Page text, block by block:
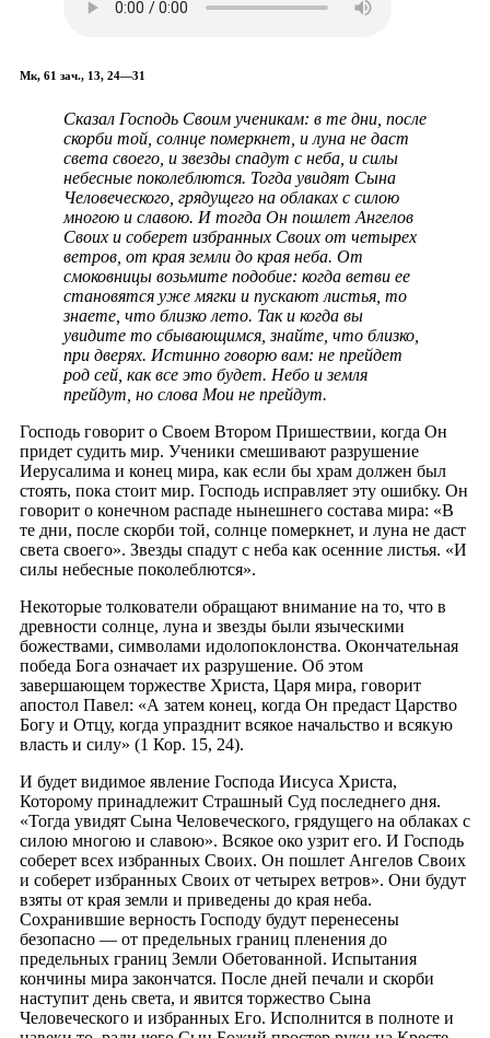
Мк, 61 зач., 13, 24—31
Сказал Господь Своим ученикам: в те дни, после
скорби той, солнце померкнет, и луна не даст
света своего, и звезды спадут с неба, и силы
небесные поколеблются. Тогда увидят Сына
Человеческого, грядущего на облаках с силою
многою и славою. И тогда Он пошлет Ангелов
Своих и соберет избранных Своих от четырех
ветров, от края земли до края неба. От
смоковницы возьмите подобие: когда ветви ее
становятся уже мягки и пускают листья, то
знаете, что близко лето. Так и когда вы
увидите то сбывающимся, знайте, что близко,
при дверях. Истинно говорю вам: не прейдет
род сей, как все это будет. Небо и земля
прейдут, но слова Мои не прейдут.
Господь говорит о Своем Втором Пришествии, когда Он
придет судить мир. Ученики смешивают разрушение
Иерусалима и конец мира, как если бы храм должен был
стоять, пока стоит мир. Господь исправляет эту ошибку. Он
говорит о конечном распаде нынешнего состава мира: «В
те дни, после скорби той, солнце померкнет, и луна не даст
света своего». Звезды спадут с неба как осенние листья. «И
силы небесные поколеблются».
Некоторые толкователи обращают внимание на то, что в
древности солнце, луна и звезды были языческими
божествами, символами идолопоклонства. Окончательная
победа Бога означает их разрушение. Об этом
завершающем торжестве Христа, Царя мира, говорит
апостол Павел: «А затем конец, когда Он предаст Царство
Богу и Отцу, когда упразднит всякое начальство и всякую
власть и силу» (1 Кор. 15, 24).
И будет видимое явление Господа Иисуса Христа,
Которому принадлежит Страшный Суд последнего дня.
«Тогда увидят Сына Человеческого, грядущего на облаках с
силою многою и славою». Всякое око узрит его. И Господь
соберет всех избранных Своих. Он пошлет Ангелов Своих
и соберет избранных Своих от четырех ветров». Они будут
взяты от края земли и приведены до края неба.
Сохранившие верность Господу будут перенесены
безопасно — от предельных границ пленения до
предельных границ Земли Обетованной. Испытания
кончины мира закончатся. После дней печали и скорби
наступит день света, и явится торжество Сына
Человеческого и избранных Его. Исполнится в полноте и